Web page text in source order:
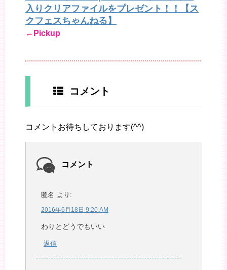
入りクリアファイルをプレゼント！！【ス
クフェスちゃんねる】
←Pickup
コメント
コメントお待ちしております(^^)
コメント
匿名 より:
2016年6月18日 9:20 AM
わりとどうでもいい
返信